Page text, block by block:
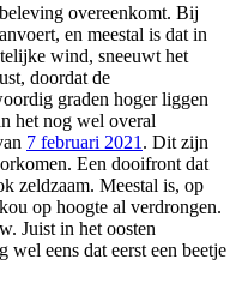
overeenkomt. Bij
en meestal is dat in
wind, sneeuwt het
doordat de
graden hoger liggen
het nog wel overal
7 februari 2021 . Dit zijn
Een dooifront dat
zeldzaam. Meestal is, op
op hoogte al verdrongen.
Juist in het oosten
eens dat eerst een beetje